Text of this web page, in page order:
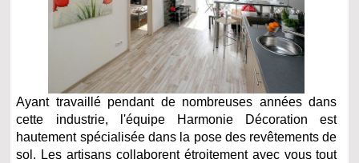
Ayant travaillé pendant de nombreuses années dans
cette industrie, l'équipe Harmonie Décoration est
hautement spécialisée dans la pose des revêtements de
sol . Les artisans collaborent étroitement avec vous tout